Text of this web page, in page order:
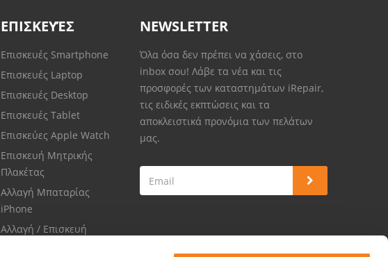
ΕΠΙΣΚΕΥΈΣ
Επισκευές Smartphone
Επισκευές Laptop
Επισκευές Desktop
Επισκευές Tablet
Επισκεύες Apple Watch
Επισκευή Μητρικής
Πλακέτας
Αλλαγή Μπαταρίας
iPhone
Αλλαγή / Επισκευή
NEWSLETTER
Όλα όσα δεν πρέπει να χάσεις, στο
inbox σου! Λάβε τα νέα και τις
προσφορές των καταστημάτων iRepair,
τις ειδικές εκπτώσεις και τα
αποκλειστικά προνόμια των πελάτων
μας.